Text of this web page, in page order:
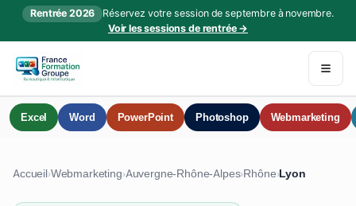
Rentrée 2026
Réservez votre session de septembre à novembre.
Voir les sessions de rentrée →
Excel Word PowerPoint Photoshop Webmarketing
Accueil›Webmarketing›Auvergne-Rhône-Alpes›Rhône›Lyon